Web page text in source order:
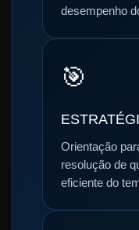
desempenho
🎯
Orientação
resolução de
eficiente do